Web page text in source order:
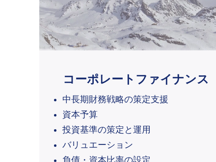
コーポレートファイナンス
中長期財務戦略の策定支援
資本予算
投資基準の策定と運用
バリュエーション
負債・資本比率の設定